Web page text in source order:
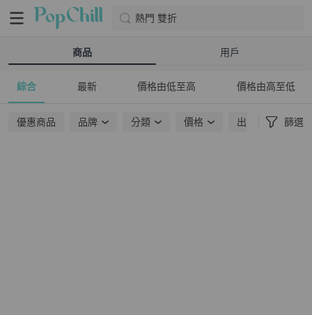
熱門 雙折
商品 用戶
綜合 最新 價格由低至高 價格由高至低
優惠商品 品牌 分類 價格 出貨地點 篩選